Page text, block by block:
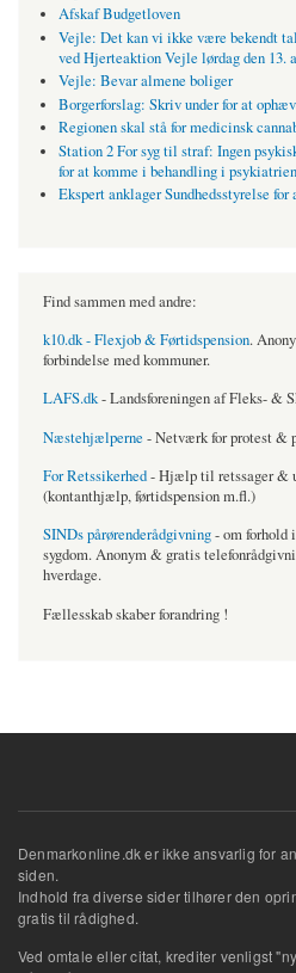
Afskaf Budgetloven
Vejle: Det kan vi ikke være bekendt
ved Hjerteaktion Vejle lørdag den 13.
Vejle: Bevar almene boliger
Borgerforslag: Skriv under for at
Regionen skal stå for medicinsk
Station 2 For syg til straf: Ingen
for at komme i behandling i psykiatrien
Ekspert anklager Sundhedsstyrelse
Find sammen med andre:
k10.dk - Flexjob & Førtidspension.
forbindelse med kommuner.
LAFS.dk- Landsforeningen af Fleks- &
Næstehjælperne - Netværk for protest &
For Retssikerhed- Hjælp til retssager &
(kontanthjælp, førtidspension m.fl.)
SINDs pårørenderådgivning- om forhold
sygdom. Anonym & gratis
hverdage.
Fællesskab skaber forandring !
Denmarkonline.dk er ikke ansvarlig for
siden.
Indhold fra diverse sider tilhører den
gratis til rådighed.
Ved omtale eller citat, krediter venligst